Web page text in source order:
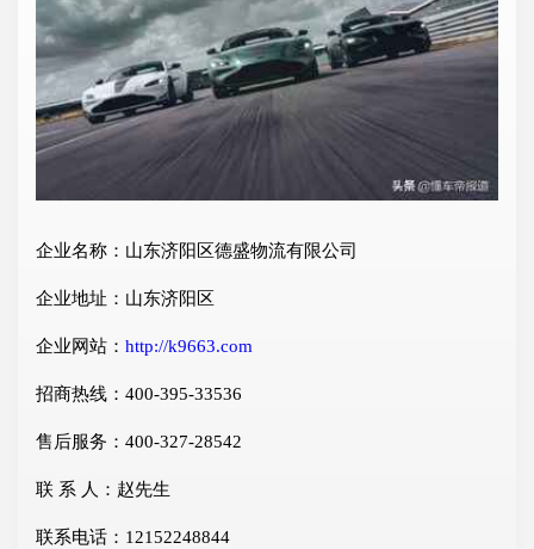
企业名称：山东济阳区德盛物流有限公司
企业地址：山东济阳区
企业网站： http://k9663.com
招商热线：400-395-33536
售后服务：400-327-28542
联 系 人：赵先生
联系电话：12152248844